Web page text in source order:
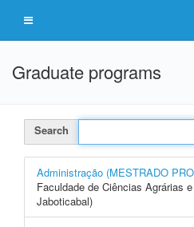
Graduate programs
Search
Administração (MESTRADO
Faculdade de Ciências Agrárias
Jaboticabal)